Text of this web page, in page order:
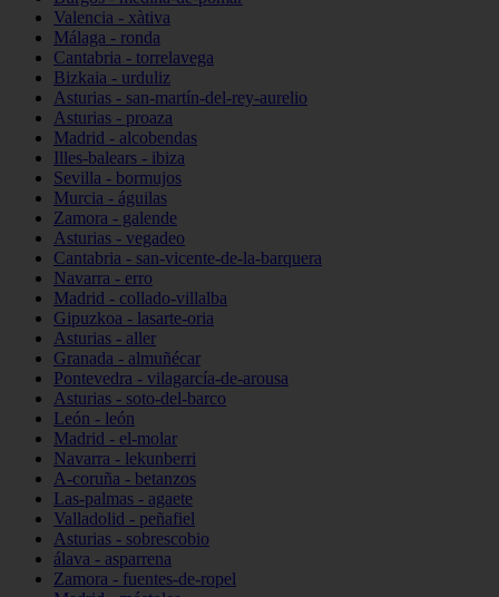
Valencia - xàtiva
Málaga - ronda
Cantabria - torrelavega
Bizkaia - urduliz
Asturias - san-martín-del-rey-aurelio
Asturias - proaza
Madrid - alcobendas
Illes-balears - ibiza
Sevilla - bormujos
Murcia - águilas
Zamora - galende
Asturias - vegadeo
Cantabria - san-vicente-de-la-barquera
Navarra - erro
Madrid - collado-villalba
Gipuzkoa - lasarte-oria
Asturias - aller
Granada - almuñécar
Pontevedra - vilagarcía-de-arousa
Asturias - soto-del-barco
León - león
Madrid - el-molar
Navarra - lekunberri
A-coruña - betanzos
Las-palmas - agaete
Valladolid - peñafiel
Asturias - sobrescobio
álava - asparrena
Zamora - fuentes-de-ropel